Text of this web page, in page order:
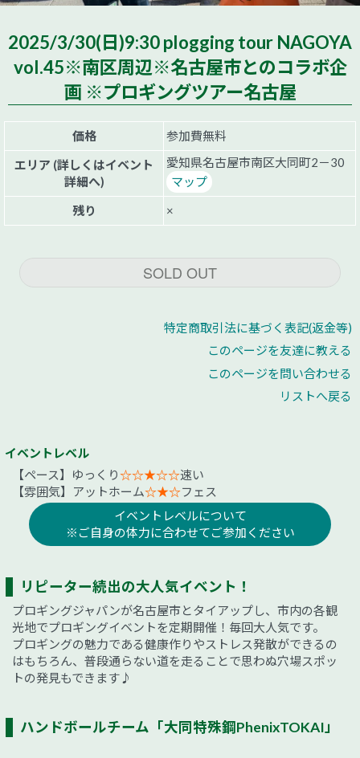
2025/3/30(日)9:30 plogging tour NAGOYA
vol.45※南区周辺※名古屋市とのコラボ企
画 ※プロギングツアー名古屋
価格
参加費無料
エリア (詳しくはイベント
詳細へ)
愛知県名古屋市南区大同町2－30
マップ
残り
×
SOLD OUT
特定商取引法に基づく表記(返金等)
このページを友達に教える
このページを問い合わせる
リストへ戻る
イベントレベル
【ペース】ゆっくり☆☆★☆☆速い
【雰囲気】アットホーム☆★☆フェス
イベントレベルについて
※ご自身の体力に合わせてご参加ください
リピーター続出の大人気イベント！
プロギングジャパンが名古屋市とタイアップし、市内の各観
光地でプロギングイベントを定期開催！毎回大人気です。
プロギングの魅力である健康作りやストレス発散ができるの
はもちろん、普段通らない道を走ることで思わぬ穴場スポッ
トの発見もできます♪
ハンドボールチーム「大同特殊鋼PhenixTOKAI」